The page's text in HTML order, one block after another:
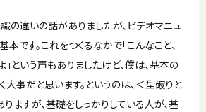
の違いの話がありましたが、ビデオマニュ
本です。これをつくるなかで「こんなこと、
という声もありましたけど、僕は、基本の
大事だと思います。というのは、＜型破りと
ますが、基礎をしっかりしている人が、基